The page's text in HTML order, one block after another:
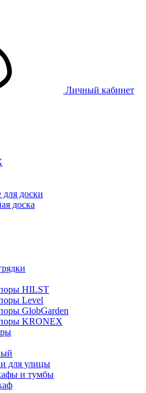
Личный кабинет
доски
доска
HILST
Level
GlobGarden
KRONEX
для улицы
и тумбы